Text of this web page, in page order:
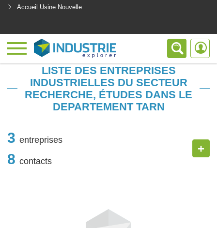
Accueil Usine Nouvelle
LISTE DES ENTREPRISES
INDUSTRIELLES DU SECTEUR
RECHERCHE, ÉTUDES DANS LE
DEPARTEMENT TARN
3 entreprises
8 contacts
+